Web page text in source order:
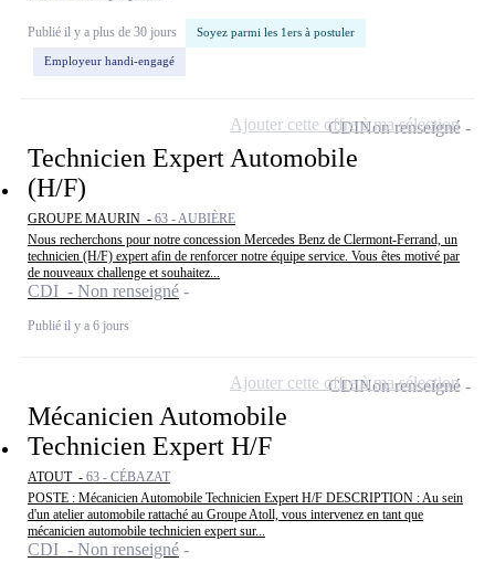
Publié il y a plus de 30 jours Soyez parmi les 1ers à postuler
Employeur handi-engagé
Technicien Expert Automobile
(H/F)
GROUPE MAURIN - 63 - AUBIÈRE
Nous recherchons pour notre concession Mercedes Benz de Clermont-Ferrand, un
technicien (H/F) expert afin de renforcer notre équipe service. Vous êtes motivé par
de nouveaux challenge et souhaitez...
CDI - Non renseigné
Publié il y a 6 jours
CDINon renseigné
Ajouter cette offre à ma sélection
Mécanicien Automobile
Technicien Expert H/F
ATOUT - 63 - CÉBAZAT
POSTE : Mécanicien Automobile Technicien Expert H/F DESCRIPTION : Au sein
d'un atelier automobile rattaché au Groupe Atoll, vous intervenez en tant que
mécanicien automobile technicien expert sur...
CDI - Non renseigné
CDINon renseigné
Ajouter cette offre à ma sélection